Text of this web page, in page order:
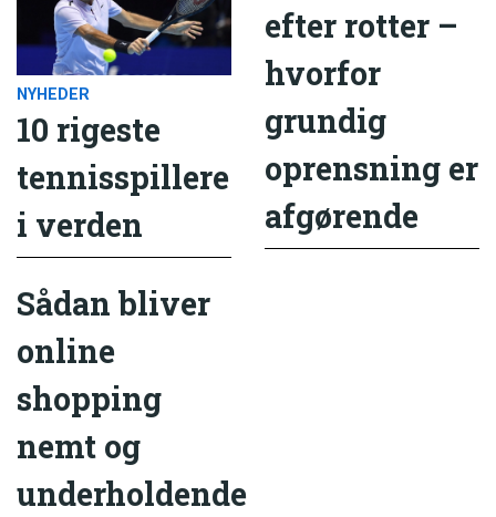
NYHEDER
10 rigeste
tennisspillere
i verden
efter rotter –
hvorfor
grundig
oprensning er
afgørende
Sådan bliver
online
shopping
nemt og
underholdende